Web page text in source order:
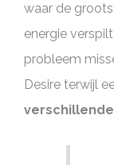
waar de
energie
probleem
Desire terwijl